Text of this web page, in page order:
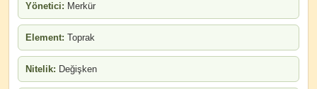
Yönetici: Merkür
Element: Toprak
Nitelik: Değişken